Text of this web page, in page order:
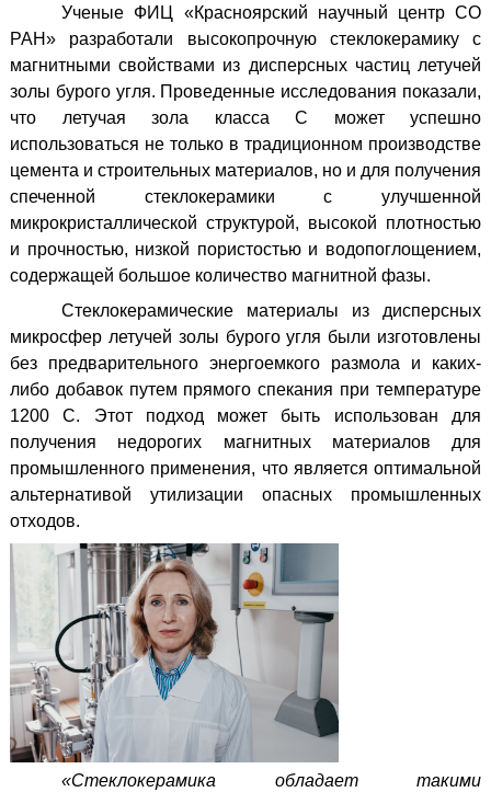
Ученые ФИЦ «Красноярский научный центр СО
РАН» разработали высокопрочную стеклокерамику с
магнитными свойствами из дисперсных частиц летучей
золы бурого угля. Проведенные исследования показали,
что летучая зола класса С может успешно
использоваться не только в традиционном производстве
цемента и строительных материалов, но и для получения
спеченной стеклокерамики с улучшенной
микрокристаллической структурой, высокой плотностью
и прочностью, низкой пористостью и водопоглощением,
содержащей большое количество магнитной фазы.
Стеклокерамические материалы из дисперсных
микросфер летучей золы бурого угля были изготовлены
без предварительного энергоемкого размола и каких-
либо добавок путем прямого спекания при температуре
1200 С. Этот подход может быть использован для
получения недорогих магнитных материалов для
промышленного применения, что является оптимальной
альтернативой утилизации опасных промышленных
отходов.
«Стеклокерамика обладает такими